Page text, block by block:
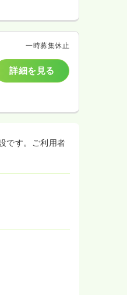
一時募集休止
詳細を見る
です。ご利用者